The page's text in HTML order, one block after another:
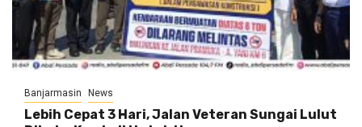
Banjarmasin News
Lebih Cepat 3 Hari, Jalan Veteran Sungai Lulut